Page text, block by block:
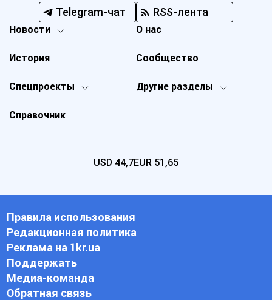
Telegram-чат RSS-лента
Новости
Спецпроекты Другие разделы
История
О нас
Справочник
Сообщество
USD 44,7EUR 51,65
Правила использования
Редакционная политика
Реклама на 1kr.ua
Поддержать
Медиа-команда
Обратная связь